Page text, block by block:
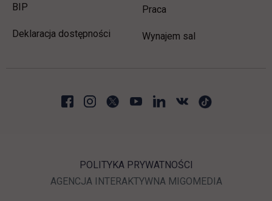
BIP link otwiera się w nowej karcie
Deklaracja dostępności
Praca
Wynajem sal
POLITYKA PRYWATNOŚCI
AGENCJA INTERAKTYWNALINK OTWIERA SIĘ W
MIGOMEDIALINK